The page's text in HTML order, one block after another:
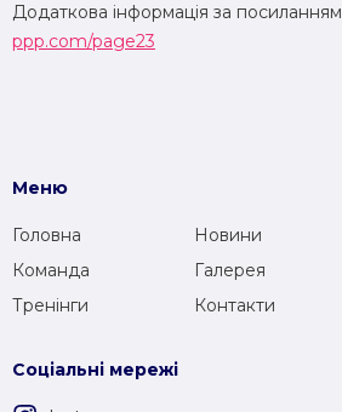
Додаткова інформація за посиланням
ppp.com/page23
Меню
Головна
Новини
Команда
Галерея
Тренінги
Контакти
Соціальні мережі